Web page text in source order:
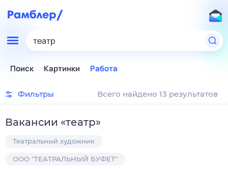
театр
Поиск Картинки Работа
Фильтры Всего найдено 13 результатов
Вакансии «театр»
Театральный художник
ООО "ТЕАТРАЛЬНЫЙ БУФЕТ"